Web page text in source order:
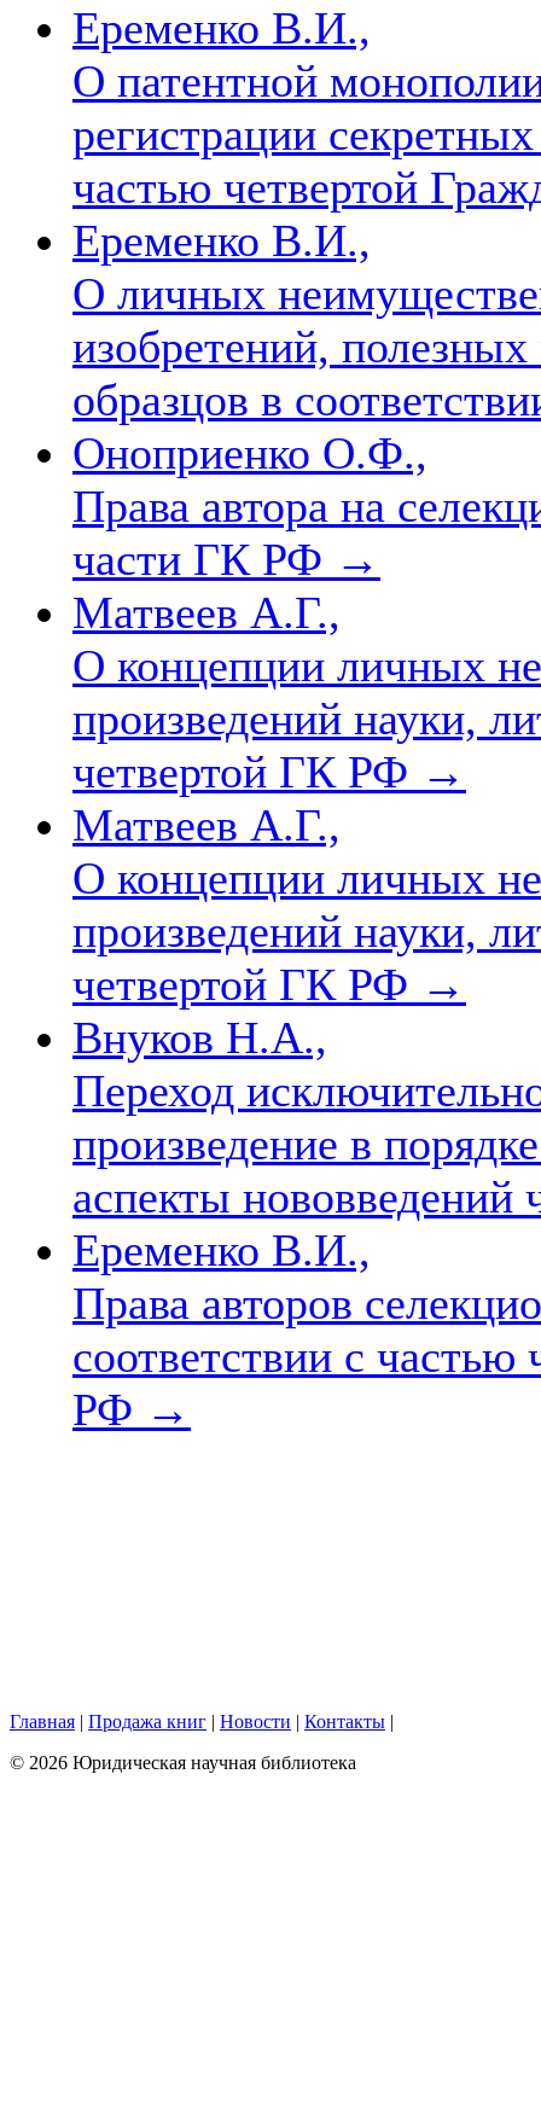
Еременко В.И.,
О патентной
регистрации
частью четвертой
Еременко В.И.,
О личных
изобретений,
образцов в
Оноприенко О.Ф.,
Права автора на
части ГК РФ →
Матвеев А.Г.,
О концепции личных
произведений науки,
четвертой ГК РФ →
Матвеев А.Г.,
О концепции личных
произведений науки,
четвертой ГК РФ →
Внуков Н.А.,
Переход
произведение в
аспекты
Еременко В.И.,
Права авторов
соответствии с частью
РФ →
Главная | Продажа книг | Новости | Контакты |
© 2026 Юридическая научная библиотека